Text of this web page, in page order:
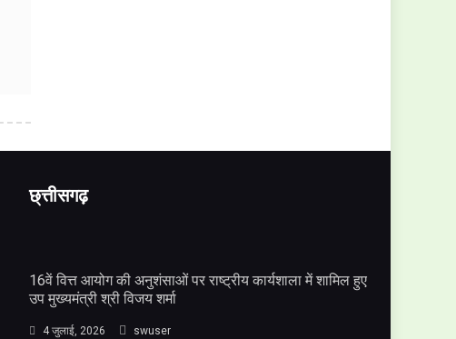
छ्त्तीसगढ़
16वें वित्त आयोग की अनुशंसाओं पर राष्ट्रीय कार्यशाला में शामिल हुए
उप मुख्यमंत्री श्री विजय शर्मा
4 जुलाई, 2026 swuser